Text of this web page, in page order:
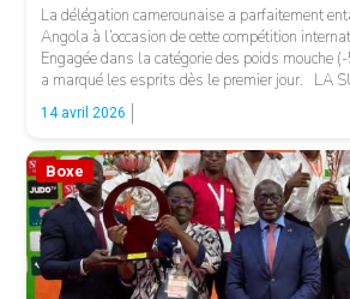
La délégation camerounaise a parfaitement
Angola à l’occasion de cette compétition
Engagée dans la catégorie des poids mouche
a marqué les esprits dès le premier jour. LA
PUBLICITÉ Opposée à des adversaires
camerounaise a fait preuve de […]
14 avril 2026
Boxe